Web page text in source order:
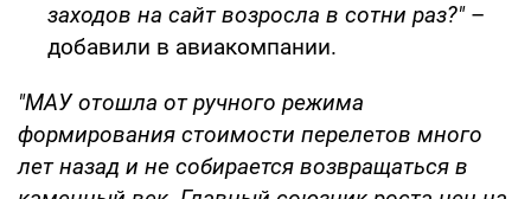
заходов на сайт возросла в сотни раз?" –
добавили в авиакомпании.
"МАУ отошла от ручного режима
формирования стоимости перелетов много
лет назад и не собирается возвращаться в